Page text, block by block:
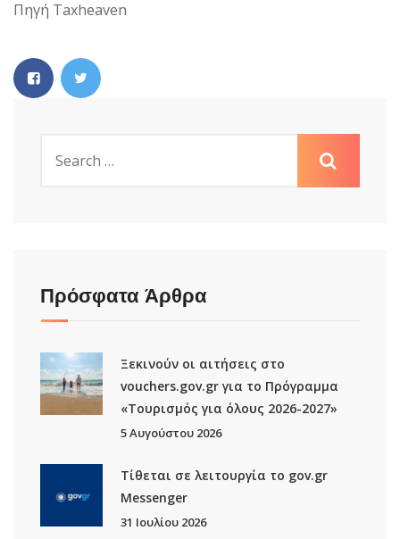
Πηγή Taxheaven
Πρόσφατα Άρθρα
Ξεκινούν οι αιτήσεις στο
vouchers.gov.gr για το Πρόγραμμα
«Τουρισμός για όλους 2026-2027»
5 Αυγούστου 2026
Τίθεται σε λειτουργία το gov.gr
Μessenger
31 Ιουλίου 2026